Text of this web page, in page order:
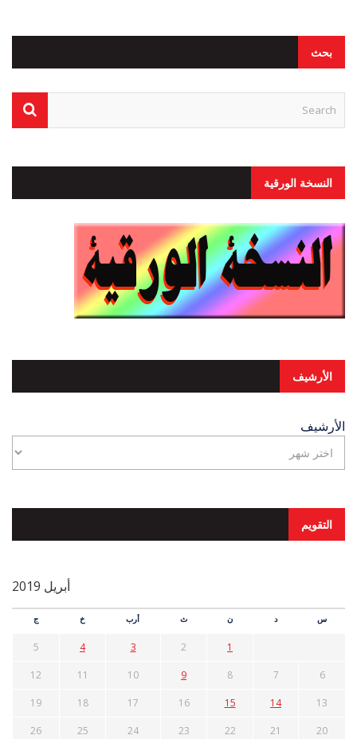
بحث
النسخة الورقية
الأرشيف
الأرشيف
التقويم
أبريل 2019
س د ن ث أرب خ ج
1
2
3
4
5
6
7
8
9
10
11
12
13
14
15
16
17
18
19
20
21
22
23
24
25
26